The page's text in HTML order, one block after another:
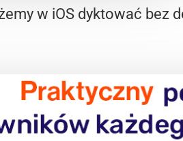
w iOS dyktować bez